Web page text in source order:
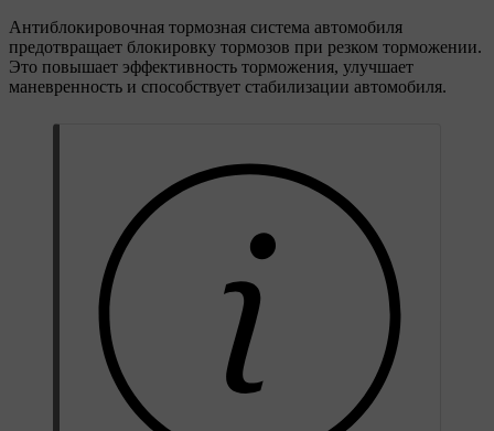
Антиблокировочная тормозная система автомобиля
предотвращает блокировку тормозов при резком торможении.
Это повышает эффективность торможения, улучшает
маневренность и способствует стабилизации автомобиля.